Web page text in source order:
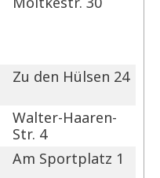
Zu den Hülsen 24
Walter-Haaren-
Str. 4
Am Sportplatz 1